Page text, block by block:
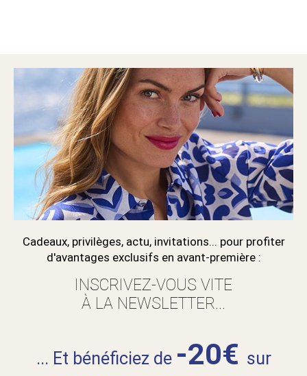
Cadeaux, privilèges, actu, invitations... pour profiter
d'avantages exclusifs en avant-première :
INSCRIVEZ-VOUS VITE
À LA NEWSLETTER...
... Et bénéficiez de -20€ sur